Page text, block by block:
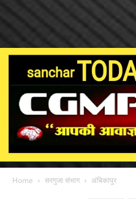
Home सरगुजा संभाग अंबिकापुर